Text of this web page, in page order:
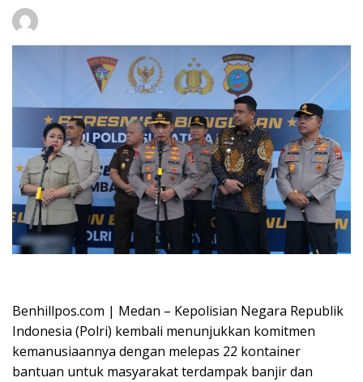
Benhillpos.com | Medan – Kepolisian Negara Republik
Indonesia (Polri) kembali menunjukkan komitmen
kemanusiaannya dengan melepas 22 kontainer
bantuan untuk masyarakat terdampak banjir dan